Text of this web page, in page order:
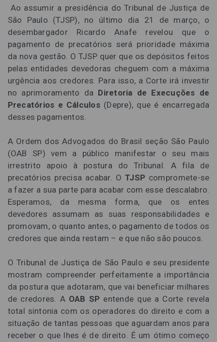
Ao assumir a presidência do Tribunal de Justiça de
São Paulo (TJSP), no último dia 21 de março, o
desembargador Ricardo Anafe revelou que o
pagamento de precatórios será prioridade máxima
da nova gestão. O TJSP quer que os depósitos feitos
pelas entidades devedoras cheguem com a máxima
urgência aos credores. Para isso, a Corte irá investir
no aprimoramento da Diretoria de Execuções de
Precatórios e Cálculos (Depre), que é encarregada
desses pagamentos.
A Ordem dos Advogados do Brasil seção São Paulo
(OAB SP) vem a público manifestar o seu mais
irrestrito apoio à postura do Tribunal. A fila de
precatórios precisa acabar. OTJSP compromete-se
a fazer a sua parte para acabar com esse descalabro.
Esperamos, da mesma forma, que os entes
devedores assumam as suas responsabilidades e
promovam, o quanto antes, o pagamento de todos os
credores que ainda restam – e que não são poucos.
O Tribunal de Justiça de São Paulo e seu presidente
mostram compreender perfeitamente a importância
da postura que adotaram, que vai beneficiar milhares
de credores. A OAB SP entende que a Corte revela
total sintonia com os operadores do direito e com a
situação de tantas pessoas que aguardam anos para
receber o que lhes é de direito. É um ótimo começo